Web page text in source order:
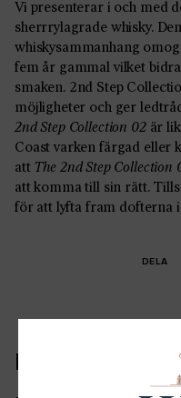
Vi presenterar i och med
sherrrylagrade whisky.
whiskysammanhang
fem år gammal vilket
smaken. 2nd Step
möjligheter och ger
2nd Step Collection 02är
Coast varken färgad eller
att The 2nd Step Collection
att komma till sin rätt.
för att lyfta fram dofterna i
DELA
Recept